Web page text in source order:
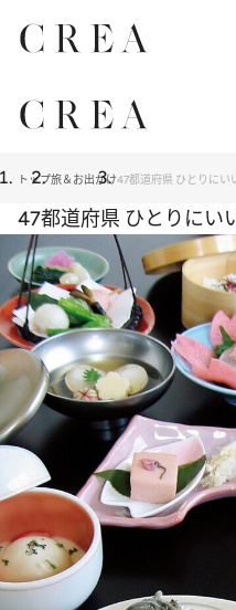
トップ旅＆お出かけ47都道府県 ひとりにい